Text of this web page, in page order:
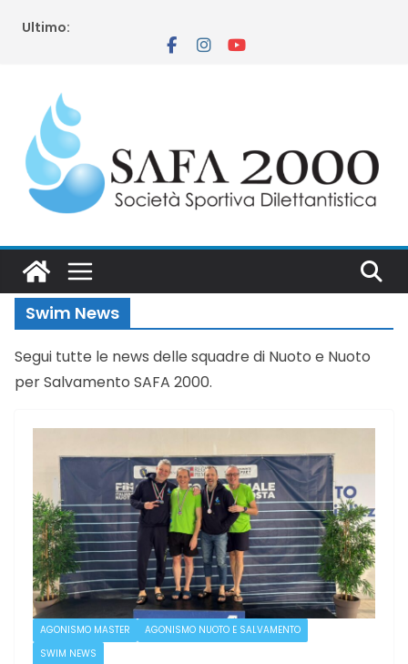
Ultimo:
Swim News
Segui tutte le news delle squadre di Nuoto e Nuoto
per Salvamento SAFA 2000.
AGONISMO MASTER
AGONISMO NUOTO E SALVAMENTO
SWIM NEWS